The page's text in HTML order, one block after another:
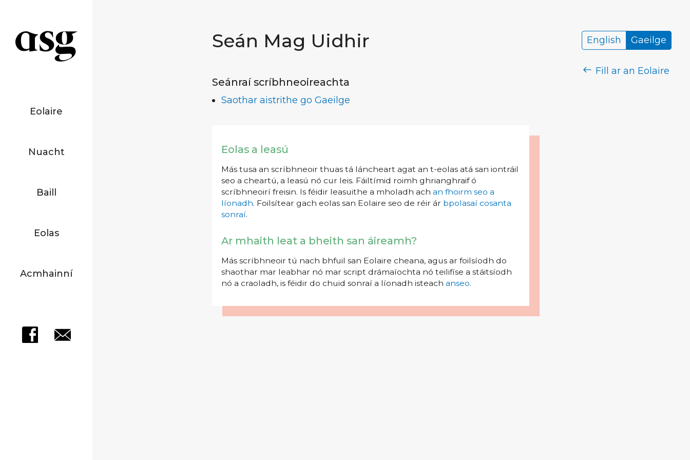
Eolaire
Nuacht
Baill
Eolas
Acmhainní
Seán Mag Uidhir English Gaeilge
Fill ar an Eolaire
Seánraí scríbhneoireachta
Saothar aistrithe go Gaeilge
Eolas a leasú
Más tusa an scríbhneoir thuas tá láncheart agat an t-eolas atá san iontráil
seo a cheartú, a leasú nó cur leis. Fáiltímid roimh ghrianghraif ó
scríbhneoirí freisin. Is féidir leasuithe a mholadh ach an fhoirm seo a
líonadh. Foilsítear gach eolas san Eolaire seo de réir ár bpolasaí cosanta
sonraí.
Ar mhaith leat a bheith san áireamh?
Más scríbhneoir tú nach bhfuil san Eolaire cheana, agus ar foilsíodh do
shaothar mar leabhar nó mar script drámaíochta nó teilifíse a stáitsíodh
nó a craoladh, is féidir do chuid sonraí a líonadh isteach anseo.